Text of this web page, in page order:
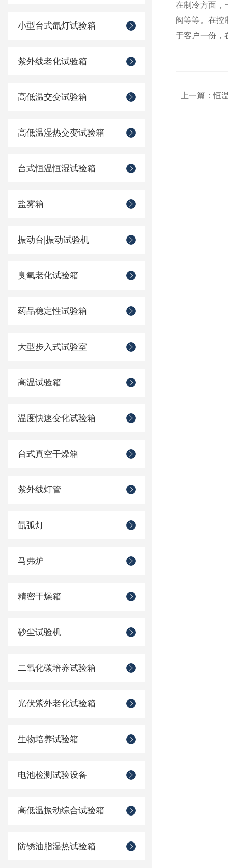
小型台式氙灯试验箱
紫外线老化试验箱
高低温交变试验箱
高低温湿热交变试验箱
台式恒温恒湿试验箱
盐雾箱
振动台|振动试验机
臭氧老化试验箱
药品稳定性试验箱
大型步入式试验室
高温试验箱
温度快速变化试验箱
台式真空干燥箱
紫外线灯管
氙弧灯
马弗炉
精密干燥箱
砂尘试验机
二氧化碳培养试验箱
光伏紫外老化试验箱
生物培养试验箱
电池检测试验设备
高低温振动综合试验箱
防锈油脂湿热试验箱
在制冷方面，
阀等等。在控
于客户一份，
上一篇：恒